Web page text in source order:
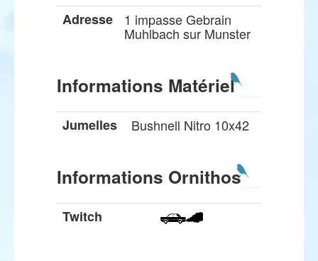
Adresse 1 impasse Gebrain
Muhlbach sur Munster
Informations Matériel
Jumelles Bushnell Nitro 10x42
Informations Ornithos
Twitch